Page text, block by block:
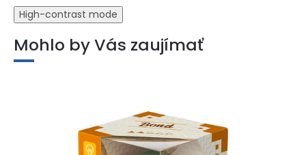
High-contrast mode
Mohlo by Vás zaujímať